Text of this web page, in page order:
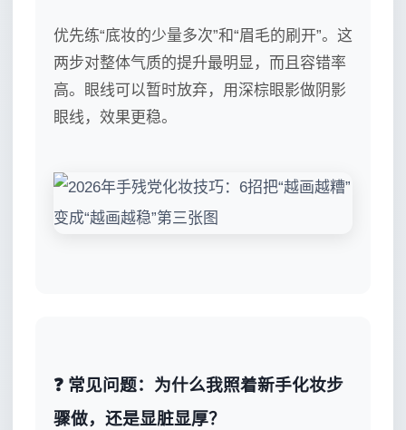
优先练“底妆的少量多次”和“眉毛的刷开”。这
两步对整体气质的提升最明显，而且容错率
高。眼线可以暂时放弃，用深棕眼影做阴影
眼线，效果更稳。
❓ 常见问题：为什么我照着新手化妆步
骤做，还是显脏显厚？